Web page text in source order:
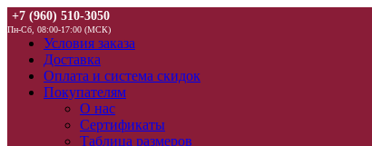
+7 (960) 510-3050
Пн-Сб, 08:00-17:00 (МСК)
Условия заказа
Доставка
Оплата и система скидок
Покупателям
О нас
Сертификаты
Таблица размеров